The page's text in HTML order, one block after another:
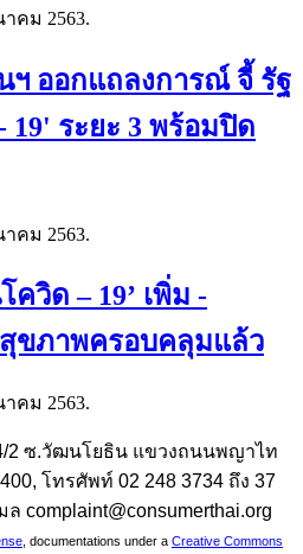
าคม 2563.
ฯ ออกแถลงการณ์ จี้ รัฐ
19' ระยะ 3 พร้อมปิด
าคม 2563.
วิด – 19’ เพิ่ม -
สุขภาพครอบคลุมแล้ว
าคม 2563.
2 ซ.วัฒนโยธิน แขวงถนนพญาไท
โทรศัพท์ 02 248 3734 ถึง 37
complaint@consumerthai.org
, documentations under a Creative Commons